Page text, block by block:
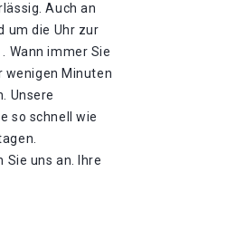
Auch an
um die Uhr zur
Wann immer Sie
wenigen Minuten
Unsere
so schnell wie
uns an. Ihre